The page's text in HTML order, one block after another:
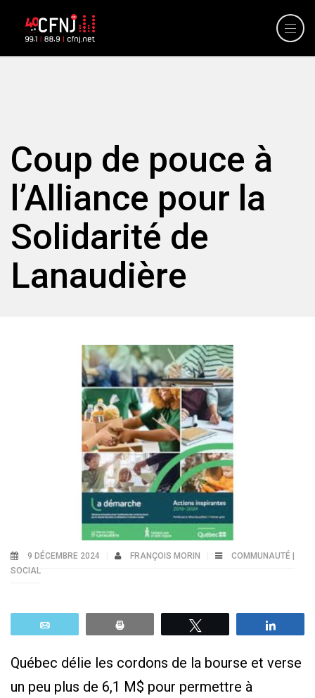
Coup de pouce à
l’Alliance pour la
Solidarité de
Lanaudière
9 DÉCEMBRE 2024 FRANÇOIS MORIN
COMMUNAUTÉ |
SOCIAL
Québec délie les cordons de la bourse et verse
un peu plus de 6,1 M$ pour permettre à